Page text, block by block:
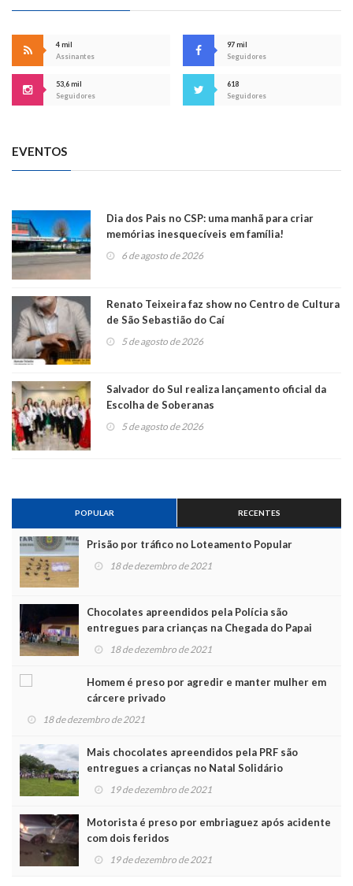
4 mil
Assinantes
97 mil
Seguidores
53,6 mil
Seguidores
618
Seguidores
EVENTOS
Dia dos Pais no CSP: uma manhã para criar
memórias inesquecíveis em família!
6 de agosto de 2026
Renato Teixeira faz show no Centro de Cultura
de São Sebastião do Caí
5 de agosto de 2026
Salvador do Sul realiza lançamento oficial da
Escolha de Soberanas
5 de agosto de 2026
POPULAR RECENTES
Prisão por tráfico no Loteamento Popular
18 de dezembro de 2021
Chocolates apreendidos pela Polícia são
entregues para crianças na Chegada do Papai
Noel 18 de dezembro de 2021
Homem é preso por agredir e manter mulher em
cárcere privado
18 de dezembro de 2021
Mais chocolates apreendidos pela PRF são
entregues a crianças no Natal Solidário
19 de dezembro de 2021
Motorista é preso por embriaguez após acidente
com dois feridos
19 de dezembro de 2021